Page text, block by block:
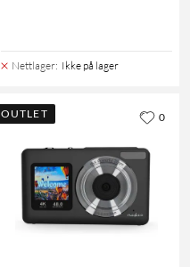
Nettlager: Ikke på lager
OUTLET 0